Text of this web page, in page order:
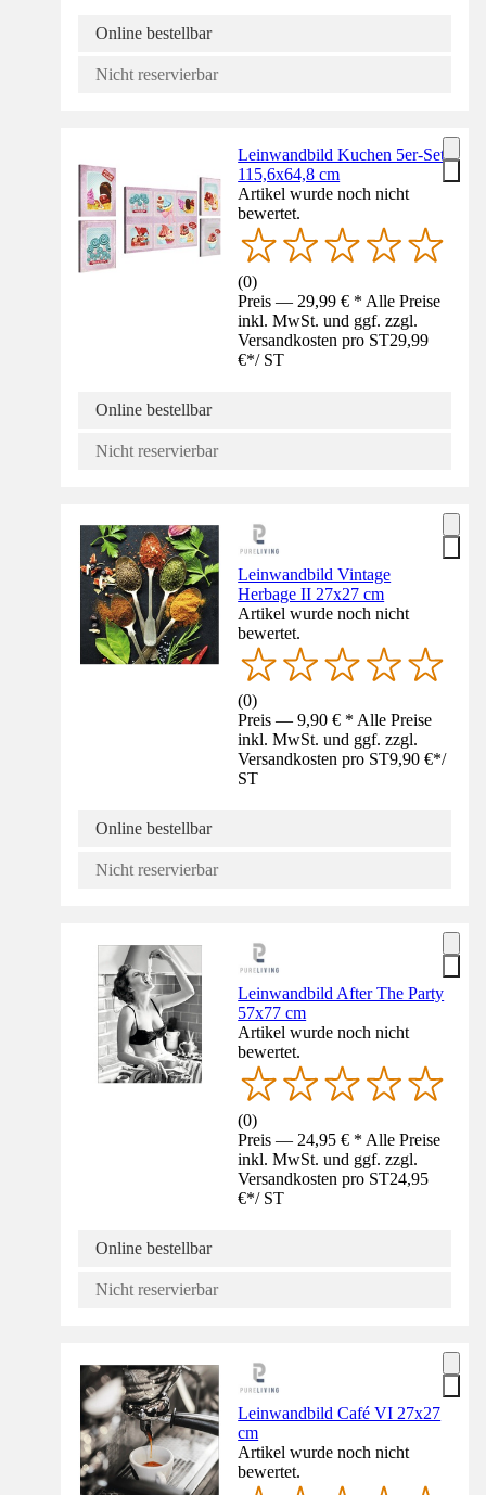
Online bestellbar
Nicht reservierbar
Leinwandbild Kuchen 5er-Set
115,6x64,8 cm
Artikel wurde noch nicht
bewertet.
(0)
Preis — 29,99 € * Alle Preise
inkl. MwSt. und ggf. zzgl.
Versandkosten pro ST29,99
€*/ ST
Online bestellbar
Nicht reservierbar
Leinwandbild Vintage
Herbage II 27x27 cm
Artikel wurde noch nicht
bewertet.
(0)
Preis — 9,90 € * Alle Preise
inkl. MwSt. und ggf. zzgl.
Versandkosten pro ST9,90 €*/
ST
Online bestellbar
Nicht reservierbar
Leinwandbild After The Party
57x77 cm
Artikel wurde noch nicht
bewertet.
(0)
Preis — 24,95 € * Alle Preise
inkl. MwSt. und ggf. zzgl.
Versandkosten pro ST24,95
€*/ ST
Online bestellbar
Nicht reservierbar
Leinwandbild Café VI 27x27
cm
Artikel wurde noch nicht
bewertet.